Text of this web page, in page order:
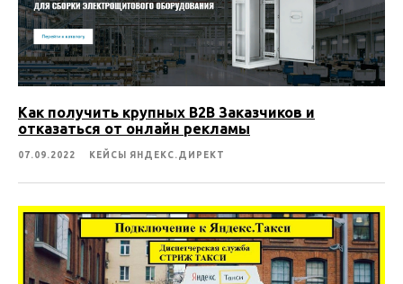
Как получить крупных B2B Заказчиков и
отказаться от онлайн рекламы
07.09.2022 КЕЙСЫ ЯНДЕКС.ДИРЕКТ
ИП Агафонов Антон Олегович
ИНН: 026404939826
ОГРНИП: 325366800050339
Кейсы
Блог
Портфолио
Контакты
Стать партнером
Интенсив по Яндекс.Директ
Полный курс по Я.Директ
FAQ